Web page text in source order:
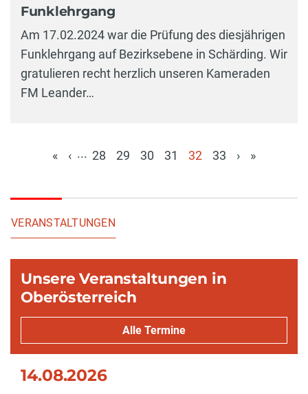
Funklehrgang
Am 17.02.2024 war die Prüfung des diesjährigen
Funklehrgang auf Bezirksebene in Schärding. Wir
gratulieren recht herzlich unseren Kameraden
FM Leander…
« ‹ ... 28 29 30 31
32
33 › »
VERANSTALTUNGEN
Unsere Veranstaltungen in
Oberösterreich
Alle Termine
14.08.2026